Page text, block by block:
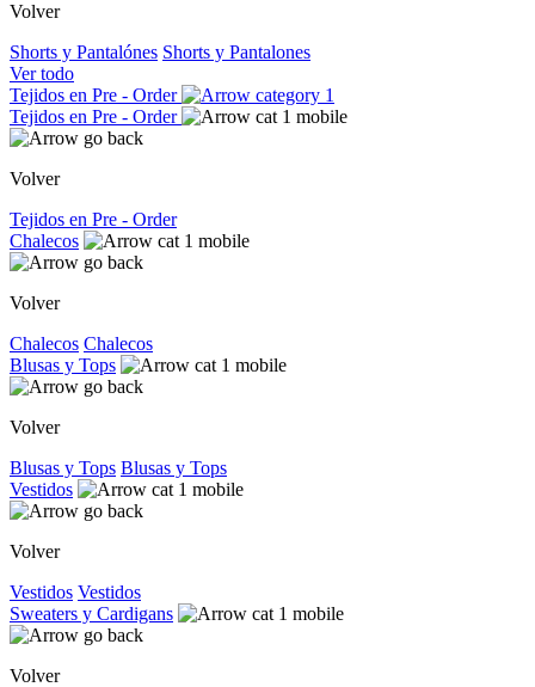
Volver
Shorts y Pantalónes Shorts y Pantalones
Ver todo
Tejidos en Pre - Order
Tejidos en Pre - Order
Volver
Tejidos en Pre - Order
Chalecos
Volver
Chalecos Chalecos
Blusas y Tops
Volver
Blusas y Tops Blusas y Tops
Vestidos
Volver
Vestidos Vestidos
Sweaters y Cardigans
Volver